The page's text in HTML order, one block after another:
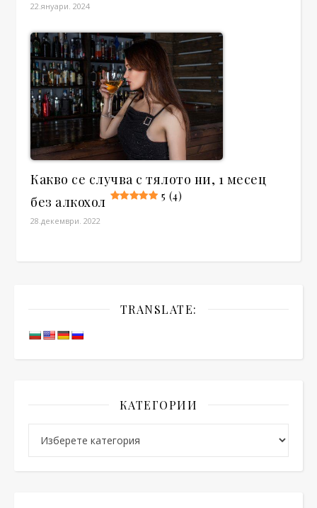
22.януари. 2024
Какво се случва с тялото ни, 1 месец
без алкохол
5 (4)
28.декември. 2022
TRANSLATE:
КАТЕГОРИИ